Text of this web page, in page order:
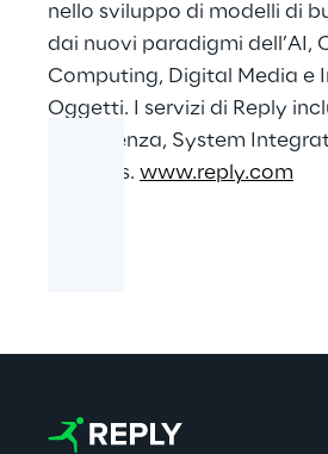
nello sviluppo di modelli di
dai nuovi paradigmi dell’AI,
Computing, Digital Media e
Oggetti. I servizi di Reply
Consulenza, System
Services. www.reply.com